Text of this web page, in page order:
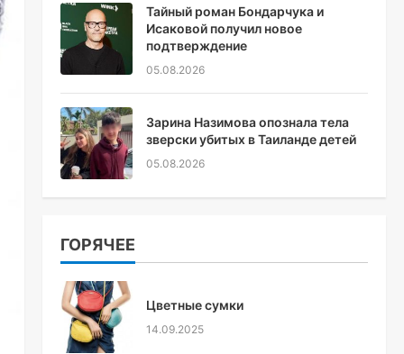
Тайный роман Бондарчука и
Исаковой получил новое
подтверждение
05.08.2026
Зарина Назимова опознала тела
зверски убитых в Таиланде детей
05.08.2026
ГОРЯЧЕЕ
Цветные сумки
14.09.2025